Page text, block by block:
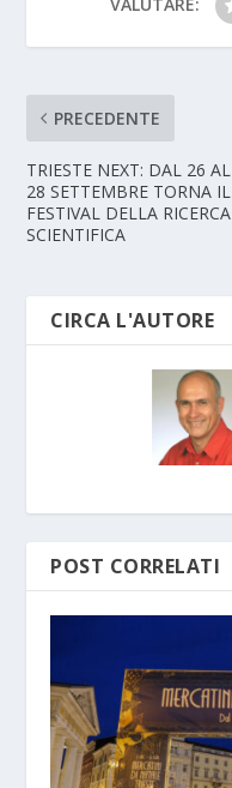
PRECEDENTE
TRIESTE NEXT: DAL 26 AL
28 SETTEMBRE TORNA IL
FESTIVAL DELLA RICERCA
SCIENTIFICA
CIRCA L'AUTORE
POST CORRELATI